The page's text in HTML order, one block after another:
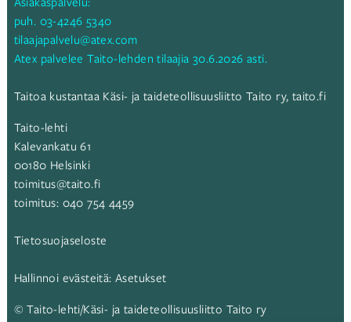
puh. 03-4246 5340
tilaajapalvelu@atex.com
Atex palvelee Taito-lehden tilaajia 30.6.2026 asti.
Taitoa kustantaa Käsi- ja taideteollisuusliitto Taito ry, taito.fi
Taito-lehti
Kalevankatu 61
00180 Helsinki
toimitus@taito.fi
toimitus: 040 754 4459
Tietosuojaseloste
Hallinnoi evästeitä: Asetukset
© Taito-lehti/Käsi- ja taideteollisuusliitto Taito ry